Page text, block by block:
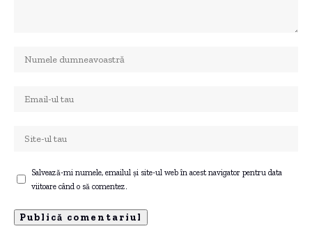
Salvează-mi numele, emailul și site-ul web în acest navigator pentru data
viitoare când o să comentez.